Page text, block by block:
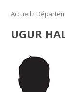
Accueil /
UGUR